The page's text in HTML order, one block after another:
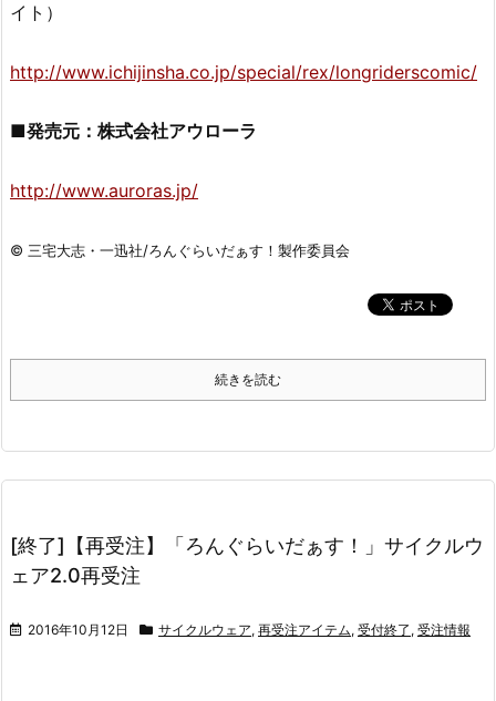
イト）
http://www.ichijinsha.co.jp/special/rex/longriderscomic/
■発売元：株式会社アウローラ
http://www.auroras.jp/
© 三宅大志・一迅社/ろんぐらいだぁす！製作委員会
続きを読む
[終了]【再受注】「ろんぐらいだぁす！」サイクルウ
ェア2.0再受注
2016年10月12日 サイクルウェア, 再受注アイテム, 受付終了 , 受注情報